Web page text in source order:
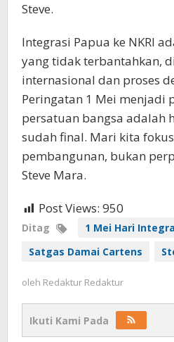
Steve.
Integrasi Papua ke NKRI
yang tidak terbantahkan,
internasional dan proses
Peringatan 1 Mei menjadi
persatuan bangsa adalah
sudah final. Mari kita
pembangunan, bukan
Steve Mara.
Post Views: 950
Ditag
1 Mei Hari
Satgas Damai Cartens
oleh Redaktur Redaktur
Ikuti Kami Pada